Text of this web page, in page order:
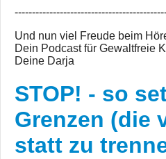
Und nun viel Freude beim
Dein Podcast für Gewaltfreie
Deine Darja
STOP! - so
Grenzen (die
statt zu